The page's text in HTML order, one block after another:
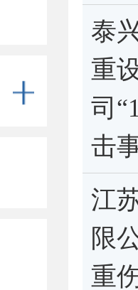
泰
重
司
击
江
限
重